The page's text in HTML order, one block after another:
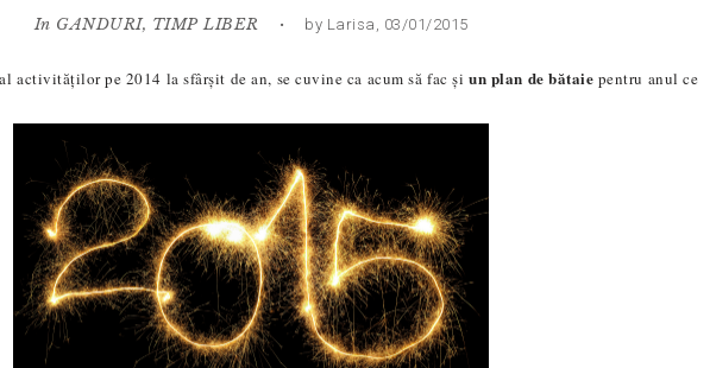
In GANDURI, TIMP LIBER • by Larisa, 03/01/2015
activităților pe 2014 la sfârșit de an, se cuvine ca acum să fac șiun plan de bătaie pentru anul ce